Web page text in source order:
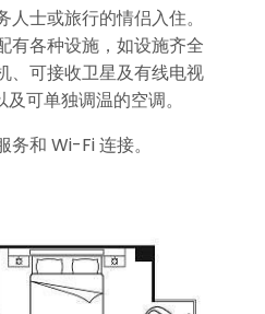
士或旅行的情侣入住。
有各种设施，如设施齐全
、可接收卫星及有线电视
可单独调温的空调。
和 Wi-Fi 连接。